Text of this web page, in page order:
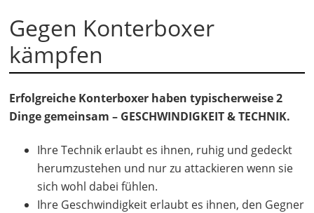
Gegen Konterboxer
kämpfen
Erfolgreiche Konterboxer haben typischerweise 2
Dinge gemeinsam – GESCHWINDIGKEIT & TECHNIK.
Ihre Technik erlaubt es ihnen, ruhig und gedeckt
herumzustehen und nur zu attackieren wenn sie
sich wohl dabei fühlen.
Ihre Geschwindigkeit erlaubt es ihnen, den Gegner